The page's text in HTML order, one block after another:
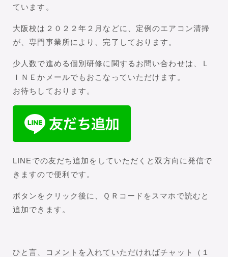
ています。
大阪校は２０２２年２月などに、定例のエアコン清掃
が、専門事業所により、完了しております。
少人数で進める個別研修に関するお問い合わせは、Ｌ
ＩＮＥかメールでもおこなっていただけます。
お待ちしております。
LINEでの友だち追加をしていただくと双方向に発信で
きますので便利です。
ボタンをクリック後に、ＱＲコードをスマホで読むと
追加できます。
ひと言、コメントを入れていただければチャット（１